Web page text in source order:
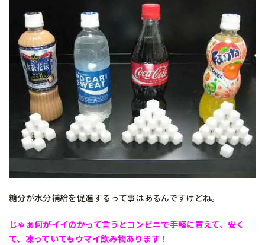
糖分が水分補給を促進するって事はあるんですけどね。
じゃぁ何がイイのかって言うとコンビニで手軽に買えて、安く
て、凍っていてもウマイ飲み物あります！